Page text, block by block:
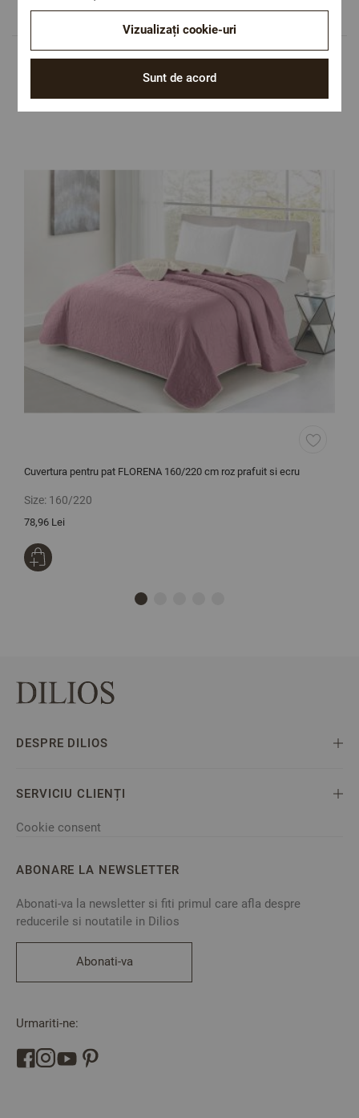
Populare in aceasta categorie
Cuvertura pentru pat FLORENA 160/220 cm roz prafuit si ecru
Size: 160/220
78,96 Lei
DESPRE DILIOS
SERVICIU CLIENȚI
Cookie consent
ABONARE LA NEWSLETTER
Abonati-va la newsletter si fiti primul care afla despre
reducerile si noutatile in Dilios
Abonati-va
Urmariti-ne:
Sunt de acord
Vizualizați cookie-uri